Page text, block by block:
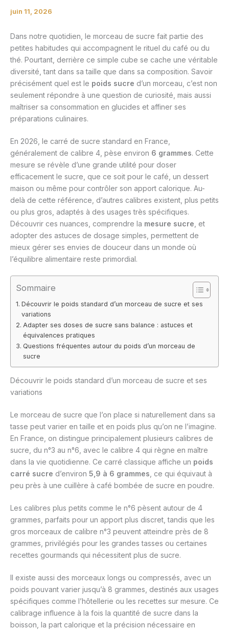
juin 11, 2026
Dans notre quotidien, le morceau de sucre fait partie des
petites habitudes qui accompagnent le rituel du café ou du
thé. Pourtant, derrière ce simple cube se cache une véritable
diversité, tant dans sa taille que dans sa composition. Savoir
précisément quel est le poids sucre d’un morceau, c’est non
seulement répondre à une question de curiosité, mais aussi
maîtriser sa consommation en glucides et affiner ses
préparations culinaires.
En 2026, le carré de sucre standard en France,
généralement de calibre 4, pèse environ 6 grammes. Cette
mesure se révèle d’une grande utilité pour doser
efficacement le sucre, que ce soit pour le café, un dessert
maison ou même pour contrôler son apport calorique. Au-
delà de cette référence, d’autres calibres existent, plus petits
ou plus gros, adaptés à des usages très spécifiques.
Découvrir ces nuances, comprendre la mesure sucre , et
adopter des astuces de dosage simples, permettent de
mieux gérer ses envies de douceur dans un monde où
l’équilibre alimentaire reste primordial.
Sommaire
Découvrir le poids standard d’un morceau de sucre et ses
variations
Adapter ses doses de sucre sans balance : astuces et
équivalences pratiques
Questions fréquentes autour du poids d’un morceau de
sucre
Découvrir le poids standard d’un morceau de sucre et ses
variations
Le morceau de sucre que l’on place si naturellement dans sa
tasse peut varier en taille et en poids plus qu’on ne l’imagine.
En France, on distingue principalement plusieurs calibres de
sucre, du n°3 au n°6, avec le calibre 4 qui règne en maître
dans la vie quotidienne. Ce carré classique affiche un poids
carré sucre d’environ 5,9 à 6 grammes , ce qui équivaut à
peu près à une cuillère à café bombée de sucre en poudre.
Les calibres plus petits comme le n°6 pèsent autour de 4
grammes, parfaits pour un apport plus discret, tandis que les
gros morceaux de calibre n°3 peuvent atteindre près de 8
grammes, privilégiés pour les grandes tasses ou certaines
recettes gourmands qui nécessitent plus de sucre.
Il existe aussi des morceaux longs ou compressés, avec un
poids pouvant varier jusqu’à 8 grammes, destinés aux usages
spécifiques comme l’hôtellerie ou les recettes sur mesure. Ce
calibrage influence à la fois la quantité de sucre dans la
boisson, la part calorique et la précision nécessaire en